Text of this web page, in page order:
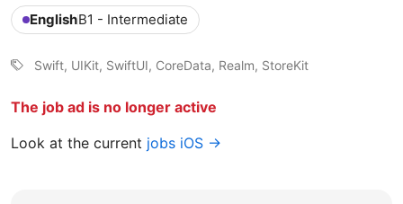
EnglishB1 - Intermediate
Swift, UIKit, SwiftUI, CoreData, Realm, StoreKit
The job ad is no longer active
Look at the current jobs iOS →